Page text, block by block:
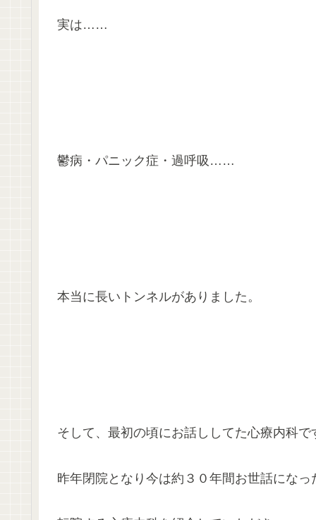
実は……
鬱病・パニック症・過呼吸……
本当に長いトンネルがありました。
そして、最初の頃にお話ししてた心療内科で
昨年閉院となり今は約３０年間お世話になっ